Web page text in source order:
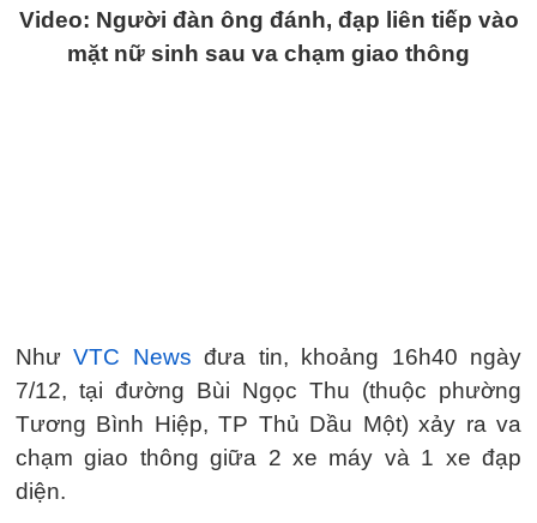
Video: Người đàn ông đánh, đạp liên tiếp vào
mặt nữ sinh sau va chạm giao thông
NhưVTC News đưa tin, khoảng 16h40 ngày
7/12, tại đường Bùi Ngọc Thu (thuộc phường
Tương Bình Hiệp, TP Thủ Dầu Một) xảy ra va
chạm giao thông giữa 2 xe máy và 1 xe đạp
diện.